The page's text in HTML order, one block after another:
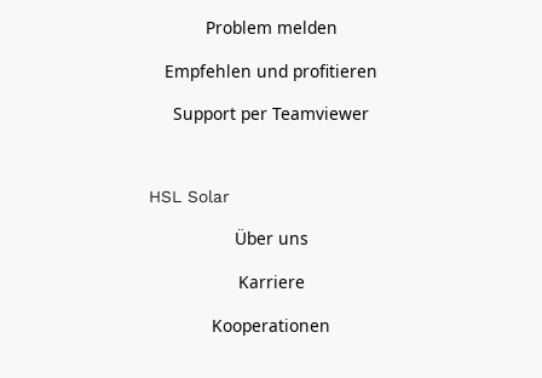
Problem melden
Empfehlen und profitieren
Support per Teamviewer
HSL Solar
Über uns
Karriere
Kooperationen